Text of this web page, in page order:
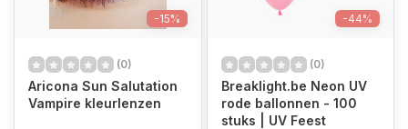
-15%
(0)
Aricona Sun Salutation
Vampire kleurlenzen
-44%
(0)
Breaklight.be Neon UV
rode ballonnen - 100
stuks | UV Feest